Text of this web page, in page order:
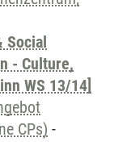
Social
- Culture,
WS 13/14]
CPs) -